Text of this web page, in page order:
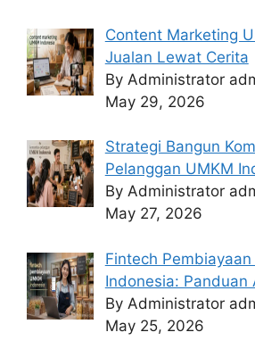
Content Marketing
Jualan Lewat Cerita
By Administrator
May 29, 2026
Strategi Bangun
Pelanggan UMKM
By Administrator
May 27, 2026
Fintech Pembiayaan
Indonesia: Panduan
By Administrator
May 25, 2026